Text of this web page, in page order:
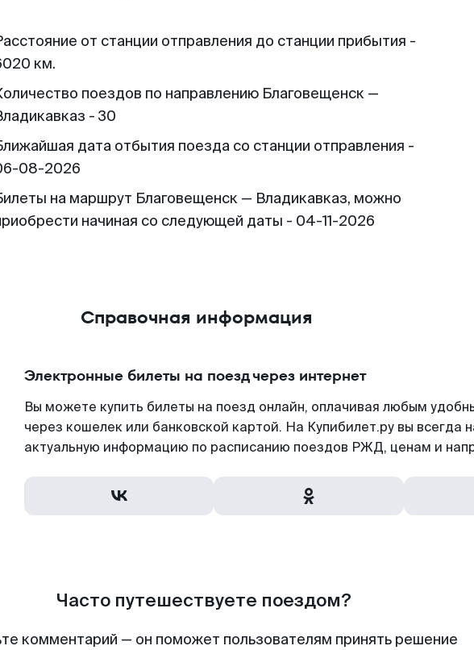
от станции отправления до станции прибытия -
км.
поездов по направлению Благовещенск —
- 30
дата отбытия поезда со станции отправления -
08-2026
на маршрут Благовещенск — Владикавказ, можно
начиная со следующей даты - 04-11-2026
Справочная информация
Электронные билеты на поезд через интернет
Вы можете купить билеты на поезд онлайн, оплачивая любым
через кошелек или банковской картой. На Купибилет.ру вы всегда
актуальную информацию по расписанию поездов РЖД, ценам и
Часто путешествуете поездом?
комментарий — он поможет пользователям принять решение